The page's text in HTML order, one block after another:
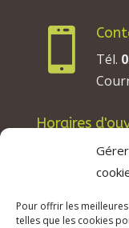
Pour offrir les
telles que les cookies

Tél.
Horaires
Les lundis,
13h30 à 17h30.
Les vendredis :